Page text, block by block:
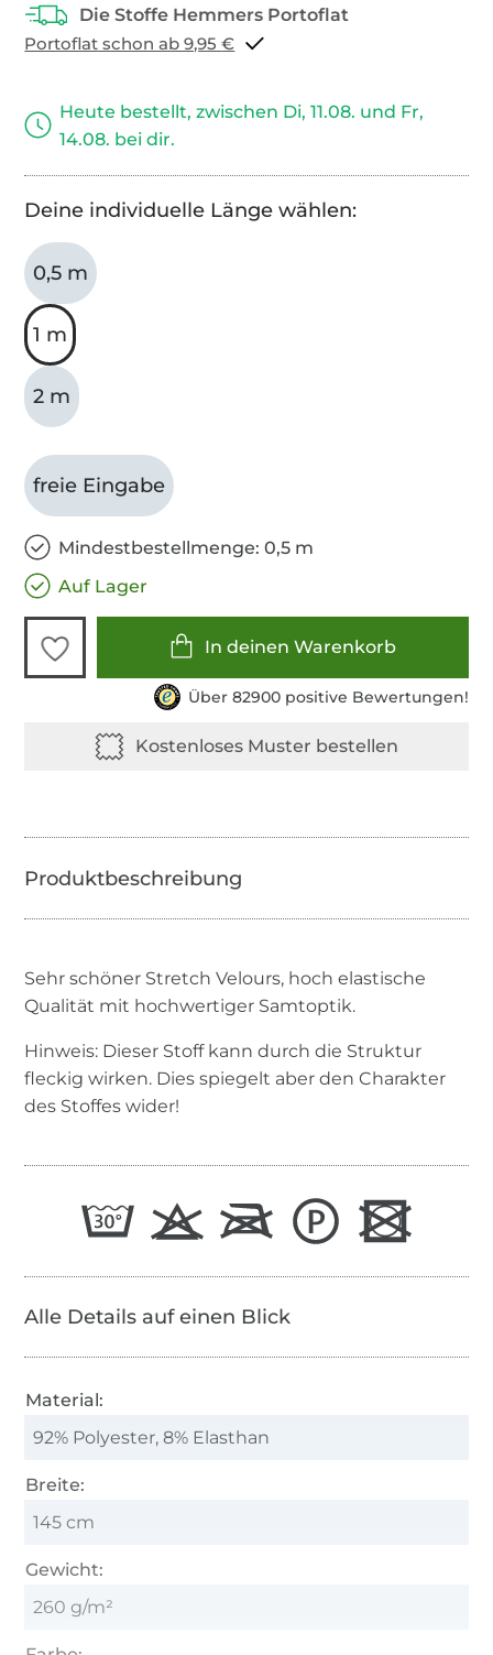
Portoflat schon ab 9,95 €
Heute bestellt, zwischen Di, 11.08. und Fr,
14.08. bei dir.
Deine individuelle Länge wählen:
0,5 m
1 m
2 m
freie Eingabe
Mindestbestellmenge: 0,5 m
Auf Lager
In deinen Warenkorb
Über 82900 positive Bewertungen!
Sehr schöner Stretch Velours, hoch elastische
Qualität mit hochwertiger Samtoptik.
Hinweis: Dieser Stoff kann durch die Struktur
fleckig wirken. Dies spiegelt aber den Charakter
des Stoffes wider!
Alle Details auf einen Blick
Material:
92% Polyester, 8% Elasthan
Breite:
145 cm
Gewicht:
260 g/m²